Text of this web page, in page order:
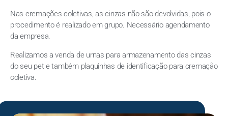
Nas cremações coletivas, as cinzas não são devolvidas, pois o
procedimento é realizado em grupo. Necessário agendamento
da empresa.
Realizamos a venda de urnas para armazenamento das cinzas
do seu pet e também plaquinhas de identificação para cremação
coletiva.